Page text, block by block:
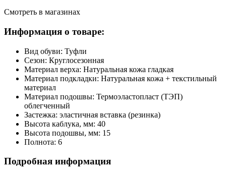
Смотреть в магазинах
Информация о товаре:
Вид обуви: Туфли
Сезон: Круглосезонная
Материал верха: Натуральная кожа гладкая
Материал подкладки: Натуральная кожа + текстильный
материал
Материал подошвы: Термоэластопласт (ТЭП)
облегченный
Застежка: эластичная вставка (резинка)
Высота каблука, мм: 40
Высота подошвы, мм: 15
Полнота: 6
Подробная информация